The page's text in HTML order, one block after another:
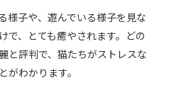
様子や、遊んでいる様子を見な
で、とても癒やされます。どの
と評判で、猫たちがストレスな
がわかります。